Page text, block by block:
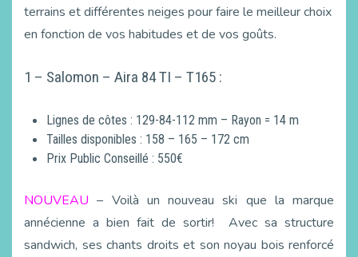
terrains et différentes neiges pour faire le meilleur choix
en fonction de vos habitudes et de vos goûts.
1 – Salomon – Aira 84 TI – T165 :
Lignes de côtes : 129-84-112 mm – Rayon = 14 m
Tailles disponibles : 158 – 165 – 172 cm
Prix Public Conseillé : 550€
NOUVEAU – Voilà un nouveau ski que la marque
annécienne a bien fait de sortir! Avec sa structure
sandwich, ses chants droits et son noyau bois renforcé